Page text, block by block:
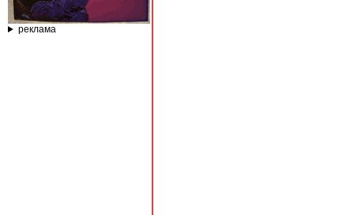
реклама